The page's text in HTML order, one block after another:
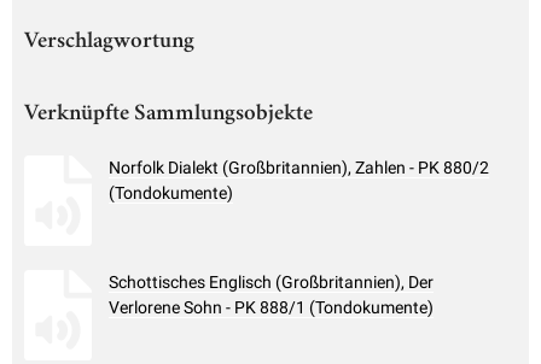
Verschlagwortung
Verknüpfte Sammlungsobjekte
Norfolk Dialekt (Großbritannien), Zahlen - PK 880/2
(Tondokumente)
Schottisches Englisch (Großbritannien), Der
Verlorene Sohn - PK 888/1 (Tondokumente)